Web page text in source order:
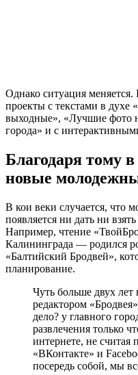
Однако ситуация
проекты с текстами в духе
выходные», «Лучшие фото
города» и с
Благодаря тому
новые
В кои веки случается, что
появляется ни дать ни
Например, чтение
Калининграда — родился
«Балтийский Бродвей»,
планирование.
Чуть больше двух лет
редактором
дело? у главного
развлечения только
интернете, не
«ВКонтакте» и
посередь собой, мы